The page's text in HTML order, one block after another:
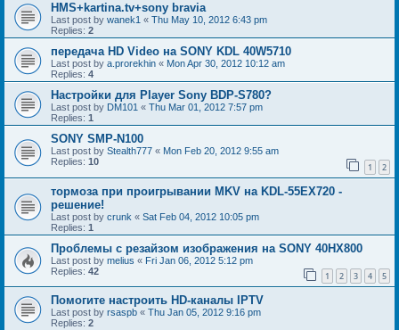
HMS+kartina.tv+sony bravia
Last post by wanek1 « Thu May 10, 2012 6:43 pm
Replies: 2
передача HD Video на SONY KDL 40W5710
Last post by a.prorekhin « Mon Apr 30, 2012 10:12 am
Replies: 4
Настройки для Player Sony BDP-S780?
Last post by DM101 « Thu Mar 01, 2012 7:57 pm
Replies: 1
SONY SMP-N100
Last post by Stealth777 « Mon Feb 20, 2012 9:55 am
Replies: 10 1 2
тормоза при проигрывании MKV на KDL-55EX720 -
решение!
Last post by crunk « Sat Feb 04, 2012 10:05 pm
Replies: 1
Проблемы с резайзом изображения на SONY 40HX800
Last post by melius « Fri Jan 06, 2012 5:12 pm
Replies: 42 1 2 3 4 5
Помогите настроить HD-каналы IPTV
Last post by rsaspb « Thu Jan 05, 2012 9:16 pm
Replies: 2